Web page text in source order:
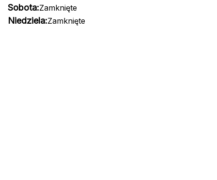
Sobota:Zamknięte
Niedziela:Zamknięte